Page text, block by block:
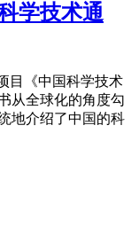
学技术通
目《中国科学技术
从全球化的角度勾
地介绍了中国的科